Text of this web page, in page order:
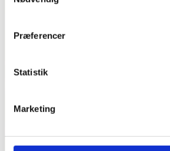
Præferencer
Statistik
Marketing